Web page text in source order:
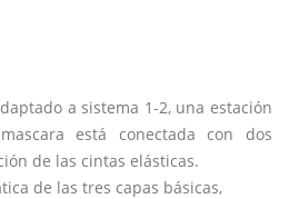
a sistema 1-2, una estación
está conectada con dos
de las cintas elásticas.
de las tres capas básicas,